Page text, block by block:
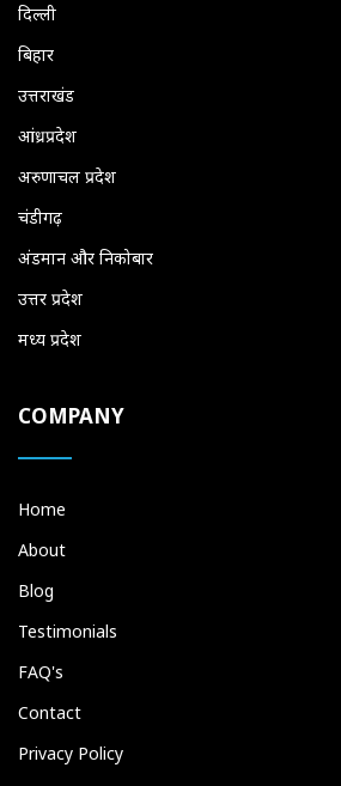
दिल्ली
बिहार
उत्तराखंड
आंध्रप्रदेश
अरुणाचल प्रदेश
चंडीगढ़
अंडमान और निकोबार
उत्तर प्रदेश
मध्य प्रदेश
COMPANY
Home
About
Blog
Testimonials
FAQ's
Contact
Privacy Policy